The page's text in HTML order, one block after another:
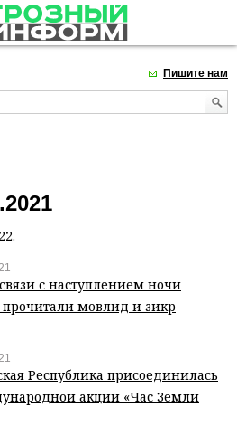
Пишите нам
с наступлением ночи
прочитали мовлид и зикр
Республика присоединилась
акции «Час Земли